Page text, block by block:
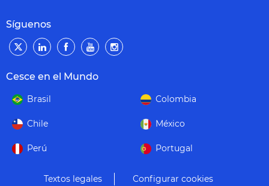
Síguenos
Cesce en el Mundo
Brasil Colombia
Chile México
Perú Portugal
Textos legales Configurar cookies